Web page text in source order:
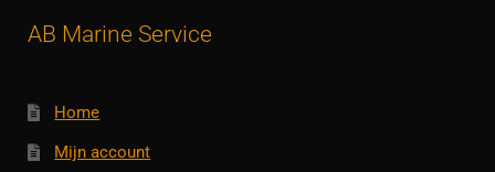
AB Marine Service
Home
Mijn account